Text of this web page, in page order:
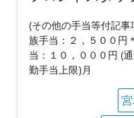
(その他の手当等付記
族手当：２，５００円
当：１０，０００円 (
勤手当上限)月